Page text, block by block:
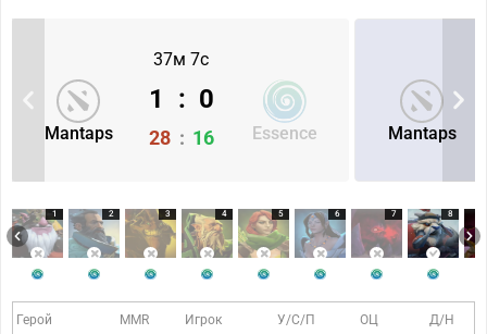
37м 7с
Mantaps Essence
1 : 0
28 : 16 Mantaps
1 2 3 4 5 6 7 8
Герой MMR Игрок У/С/П ОЦ Д/Н